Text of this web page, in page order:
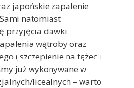
japońskie zapalenie
natomiast
przyjęcia dawki
wątroby oraz
( szczepienie na tężec i
już wykonywane w
licealnych – warto